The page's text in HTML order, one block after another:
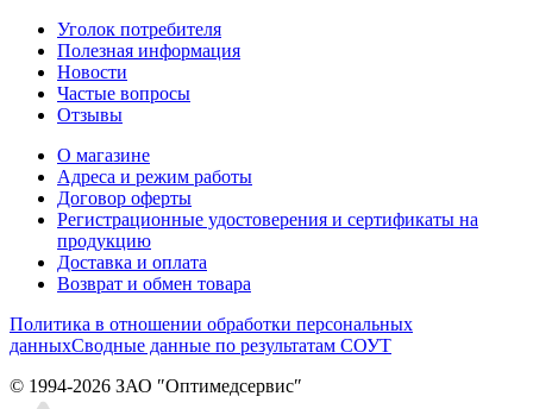
Уголок потребителя
Полезная информация
Новости
Частые вопросы
Отзывы
О магазине
Адреса и режим работы
Договор оферты
Регистрационные удостоверения и сертификаты на
продукцию
Доставка и оплата
Возврат и обмен товара
Политика в отношении обработки персональных
данныхСводные данные по результатам СОУТ
© 1994-2026 ЗАО ″Оптимедсервис″